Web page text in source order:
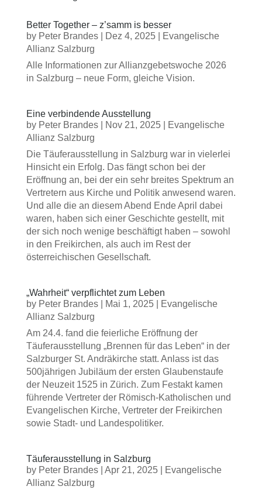
Better Together – z’samm is besser
by Peter Brandes| Dez 4, 2025|
Evangelische
Allianz Salzburg
Alle Informationen zur Allianzgebetswoche 2026
in Salzburg – neue Form, gleiche Vision.
Eine verbindende Ausstellung
by Peter Brandes| Nov 21, 2025|
Evangelische
Allianz Salzburg
Die Täuferausstellung in Salzburg war in vielerlei
Hinsicht ein Erfolg. Das fängt schon bei der
Eröffnung an, bei der ein sehr breites Spektrum an
Vertretern aus Kirche und Politik anwesend waren.
Und alle die an diesem Abend Ende April dabei
waren, haben sich einer Geschichte gestellt, mit
der sich noch wenige beschäftigt haben – sowohl
in den Freikirchen, als auch im Rest der
österreichischen Gesellschaft.
„Wahrheit“ verpflichtet zum Leben
by Peter Brandes| Mai 1, 2025|
Evangelische
Allianz Salzburg
Am 24.4. fand die feierliche Eröffnung der
Täuferausstellung „Brennen für das Leben“ in der
Salzburger St. Andräkirche statt. Anlass ist das
500jährigen Jubiläum der ersten Glaubenstaufe
der Neuzeit 1525 in Zürich. Zum Festakt kamen
führende Vertreter der Römisch-Katholischen und
Evangelischen Kirche, Vertreter der Freikirchen
sowie Stadt- und Landespolitiker.
Täuferausstellung in Salzburg
by Peter Brandes| Apr 21, 2025|
Evangelische
Allianz Salzburg